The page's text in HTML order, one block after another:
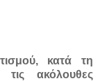
κατά τη
ακόλουθες